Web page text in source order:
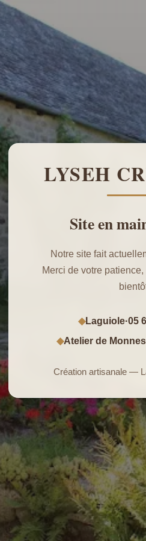
LYSEH
Site en
Notre site fait
Merci de votre
◆Laguiole·05
◆Atelier de Monnes
Création artisanale —